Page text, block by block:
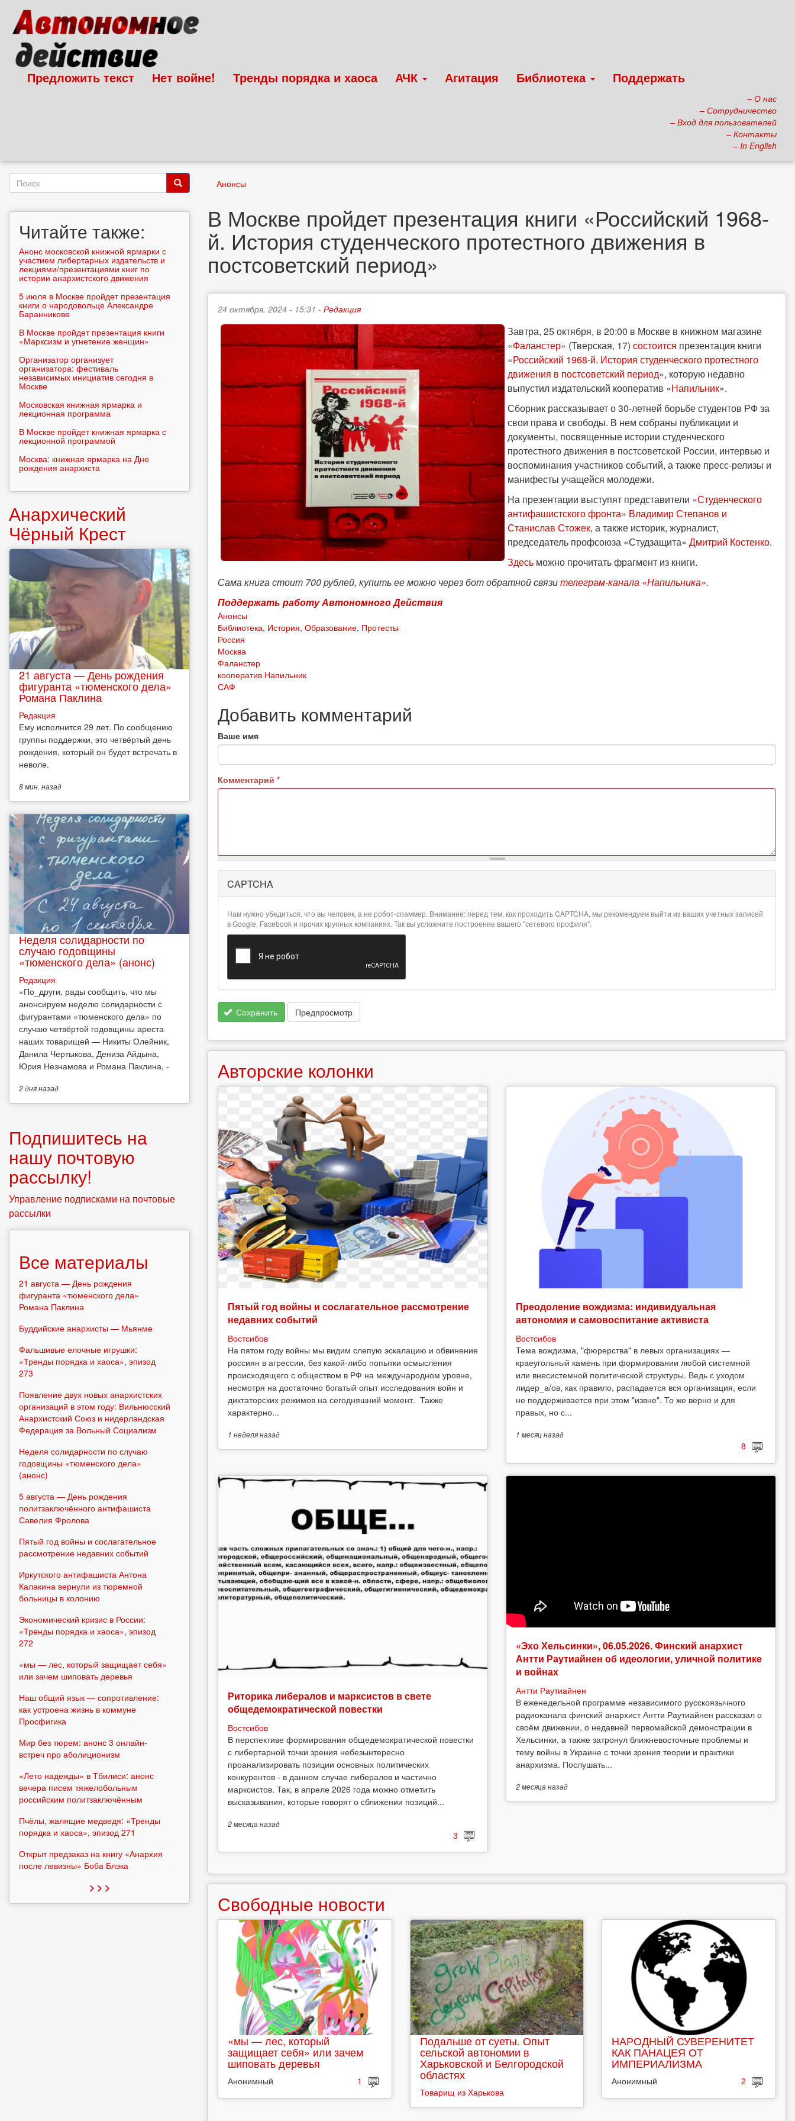
основному
содержанию
Предложить текст Нет войне! Тренды порядка и хаоса АЧК Агитация Библиотека Поддержать
– О нас
– Сотрудничество
– Вход для пользователей
– Контакты
– In English
Анонсы
В Москве пройдет презентация книги «Российский 1968-
й. История студенческого протестного движения в
постсоветский период»
24 октября, 2024 - 15:31 - Редакция
Завтра, 25 октября, в 20:00 в Москве в книжном магазине
«Фаланстер» (Тверская, 17) состоится презентация книги
«Российский 1968-й. История студенческого протестного
движения в постсоветский период», которую недавно
выпустил издательский кооператив «Напильник».
Сборник рассказывает о 30-летней борьбе студентов РФ за
свои права и свободы. В нем собраны публикации и
документы, посвященные истории студенческого
протестного движения в постсоветской России, интервью и
воспоминания участников событий, а также пресс-релизы и
манифесты учащейся молодежи.
На презентации выступят представители «Студенческого
антифашистского фронта» Владимир Степанов и
Станислав Стожек, а также историк, журналист,
председатель профсоюза «Студзащита» Дмитрий Костенко.
Здесь можно прочитать фрагмент из книги.
Сама книга стоит 700 рублей, купить ее можно через бот обратной связителеграм-канала «Напильника».
Поддержать работу Автономного Действия
Анонсы
Библиотека, История, Образование, Протесты
Россия
Москва
Фаланстер
кооператив Напильник
САФ
Добавить комментарий
Ваше имя
Комментарий *
информация
CAPTCHA
Нам нужно убедиться, что вы человек, а не робот-спаммер. Внимание: перед тем, как проходить CAPTCHA, мы рекомендуем выйти из ваших учетных записей
в Google, Facebook и прочих крупных компаниях. Так вы усложните построение вашего "сетевого профиля".
Сохранить Предпросмотр
Авторские колонки
Пятый год войны и сослагательное рассмотрение
недавних событий
Востсибов
На пятом году войны мы видим слепую эскалацию и обвинение
россиян в агрессии, без какой-либо попытки осмысления
происходящего с обществом в РФ на международном уровне,
несмотря на достаточно богатый опыт исследования войн и
диктаторских режимов на сегодняшний момент. Также
характерно...
1 неделяназад
Преодоление вождизма: индивидуальная
автономия и самовоспитание активиста
Востсибов
Тема вождизма, "фюрерства" в левых организациях —
краеугольный камень при формировании любой системной
или внесистемной политической структуры. Ведь с уходом
лидер_а/ов, как правило, распадается вся организация, если
не поддерживается при этом "извне". То же верно и для
правых, но с...
1 месяцназад
8
Риторика либералов и марксистов в свете
общедемократической повестки
Востсибов
В перспективе формирования общедемократической повестки
с либертарной точки зрения небезынтересно
проанализировать позиции основных политических
конкурентов - в данном случае либералов и частично
марксистов. Так, в апреле 2026 года можно отметить
высказывания, которые говорят о сближении позиций...
2 месяца назад
3
«Эхо Хельсинки», 06.05.2026. Финский анархист
Антти Раутиайнен об идеологии, уличной политике
и войнах
Антти Раутиайнен
В еженедельной программе независимого русскоязычного
радиоканала финский анархист Антти Раутиайнен рассказал о
своём движении, о недавней первомайской демонстрации в
Хельсинки, а также затронул ближневосточные проблемы и
тему войны в Украине с точки зрения теории и практики
анархизма. Послушать...
2 месяца назад
Свободные новости
«мы — лес, который
защищает себя» или зачем
шиповать деревья
Анонимный 1
Подальше от суеты. Опыт
сельской автономии в
Харьковской и Белгородской
областях
Товарищ из Харькова
НАРОДНЫЙ СУВЕРЕНИТЕТ
КАК ПАНАЦЕЯ ОТ
ИМПЕРИАЛИЗМА
Анонимный 2
Форма
Читайте также:
Анонс московской книжной ярмарки с
участием либертарных издательств и
лекциями/презентациями книг по
истории анархистского движения
5 июля в Москве пройдет презентация
книги о народовольце Александре
Баранникове
В Москве пройдет презентация книги
«Марксизм и угнетение женщин»
Организатор организует
организатора: фестиваль
независимых инициатив сегодня в
Москве
Московская книжная ярмарка и
лекционная программа
В Москве пройдет книжная ярмарка с
лекционной программой
Москва: книжная ярмарка на Дне
рождения анархиста
Анархический
Чёрный Крест
21 августа — День рождения
фигуранта «тюменского дела»
Романа Паклина
Редакция
Ему исполнится 29 лет. По сообщению
группы поддержки, это четвёртый день
рождения, который он будет встречать в
неволе.
8 мин. назад
Неделя солидарности по
случаю годовщины
«тюменского дела» (анонс)
Редакция
​«По_други, рады сообщить, что мы
анонсируем неделю солидарности с
фигурантами «тюменского дела» по
случаю четвёртой годовщины ареста
наших товарищей — Никиты Олейник,
Данила Чертыкова, Дениза Айдына,
Юрия Незнамова и Романа Паклина, -
2 дняназад
Подпишитесь на
нашу почтовую
рассылку!
Управление подписками на почтовые
рассылки
Все материалы
21 августа — День рождения
фигуранта «тюменского дела»
Романа Паклина
Буддийские анархисты — Мьянме
Фальшивые елочные игрушки:
«Тренды порядка и хаоса», эпизод
273
Появление двух новых анархистских
организаций в этом году: Вильнюсский
Анархистский Союз и нидерландская
Федерация за Вольный Социализм
Неделя солидарности по случаю
годовщины «тюменского дела»
(анонс)
5 августа — День рождения
политзаключённого антифашиста
Савелия Фролова
Пятый год войны и сослагательное
рассмотрение недавних событий
Иркутского антифашиста Антона
Калакина вернули из тюремной
больницы в колонию
Экономический кризис в России:
«Тренды порядка и хаоса», эпизод
272
«мы — лес, который защищает себя»
или зачем шиповать деревья
Наш общий язык — сопротивление:
как устроена жизнь в коммуне
Просфигика
Мир без тюрем: анонс 3 онлайн-
встреч про аболиционизм
«Лето надежды» в Тбилиси: анонс
вечера писем тяжелобольным
российским политзаключённым
Пчёлы, жалящие медведя: «Тренды
порядка и хаоса», эпизод 271
Открыт предзаказ на книгу «Анархия
после левизны» Боба Блэка
> > >